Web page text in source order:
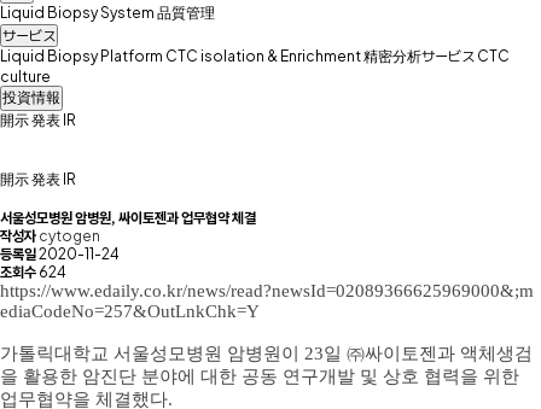
Liquid Biopsy System 品質管理
サービス
Liquid Biopsy Platform CTC isolation & Enrichment精密分析サービス CTC
culture
投資情報
開示発表 IR
開示発表 IR
서울성모병원 암병원, 싸이토젠과 업무협약 체결
작성자 cytogen
등록일2020-11-24
조회수 624
https://www.edaily.co.kr/news/read?newsId=02089366625969000&;m
ediaCodeNo=257&OutLnkChk=Y
가톨릭대학교 서울성모병원 암병원이 23일 ㈜싸이토젠과 액체생검
을 활용한 암진단 분야에 대한 공동 연구개발 및 상호 협력을 위한
업무협약을 체결했다.